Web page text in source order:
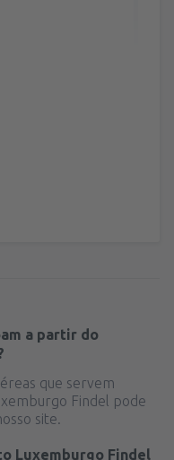
a partir do
que servem
Findel pode
site.
Luxemburgo Findel